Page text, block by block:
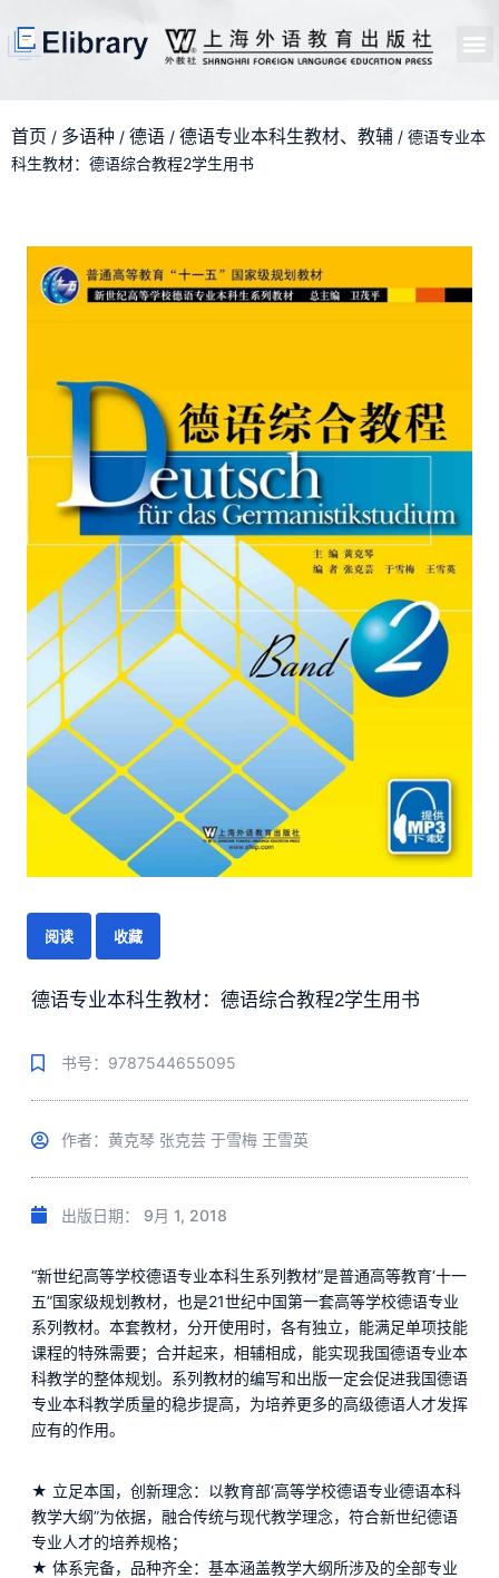
首页 / 多语种 / 德语 / 德语专业本科生教材、教辅 / 德语专业本
科生教材：德语综合教程2学生用书
阅读 收藏
德语专业本科生教材：德语综合教程2学生用书
书号：9787544655095
作者：黄克琴 张克芸 于雪梅 王雪英
出版日期： 9月 1, 2018
“新世纪高等学校德语专业本科生系列教材”是普通高等教育‘十一
五”国家级规划教材，也是21世纪中国第一套高等学校德语专业
系列教材。本套教材，分开使用时，各有独立，能满足单项技能
课程的特殊需要；合并起来，相辅相成，能实现我国德语专业本
科教学的整体规划。系列教材的编写和出版一定会促进我国德语
专业本科教学质量的稳步提高，为培养更多的高级德语人才发挥
应有的作用。
★ 立足本国，创新理念：以教育部‘高等学校德语专业德语本科
教学大纲”为依据，融合传统与现代教学理念，符合新世纪德语
专业人才的培养规格；
★ 体系完备，品种齐全：基本涵盖教学大纲所涉及的全部专业